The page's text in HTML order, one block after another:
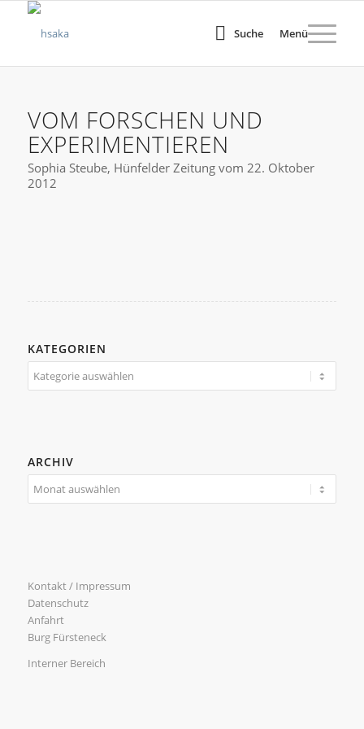
Suche Menü
VOM FORSCHEN UND
EXPERIMENTIEREN
Sophia Steube, Hünfelder Zeitung vom 22. Oktober
2012
KATEGORIEN
Kategorien
ARCHIV
Kontakt / Impressum
Datenschutz
Anfahrt
Burg Fürsteneck
Interner Bereich